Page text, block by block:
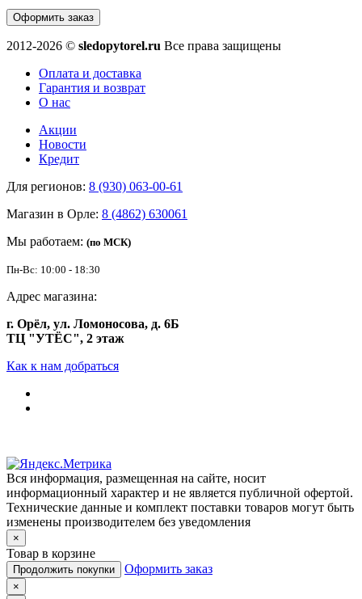
Оформить заказ
2012-2026 © sledopytorel.ru Все права защищены
Оплата и доставка
Гарантия и возврат
О нас
Акции
Новости
Кредит
Для регионов: 8 (930) 063-00-61
Магазин в Орле: 8 (4862) 630061
Мы работаем: (по МСК)
Пн-Вс: 10:00 - 18:30
Адрес магазина:
г. Орёл, ул. Ломоносова, д. 6Б
ТЦ "УТЁС", 2 этаж
Как к нам добраться
Вся информация, размещенная на сайте, носит
информационный характер и не является публичной офертой.
Технические данные и комплект поставки товаров могут быть
изменены производителем без уведомления
×
Товар в корзине
Продолжить покупки Оформить заказ
×